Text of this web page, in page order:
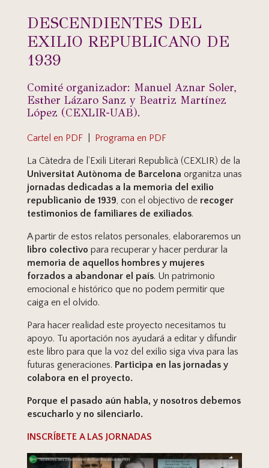
DESCENDIENTES DEL
EXILIO REPUBLICANO DE
1939
Comité organizador: Manuel Aznar Soler,
Esther Lázaro Sanz y Beatriz Martínez
López (CEXLIR-UAB).
Cartel en PDF| Programa en PDF
La Càtedra de l’Exili Literari Republicà (CEXLIR) de la
Universitat Autònoma de Barcelona organitza unas
jornadas dedicadas a la memoria del exilio
republicanio de 1939, con el objectivo de recoger
testimonios de familiares de exiliados.
A partir de estos relatos personales, elaboraremos un
libro colectivo para recuperar y hacer perdurar la
memoria de aquellos hombres y mujeres
forzados a abandonar el país. Un patrimonio
emocional e histórico que no podem permitir que
caiga en el olvido.
Para hacer realidad este proyecto necesitamos tu
apoyo. Tu aportación nos ayudará a editar y difundir
este libro para que la voz del exilio siga viva para las
futuras generaciones. Participa en las jornadas y
colabora en el proyecto.
Porque el pasado aún habla, y nosotros debemos
escucharlo y no silenciarlo.
INSCRÍBETE A LAS JORNADAS